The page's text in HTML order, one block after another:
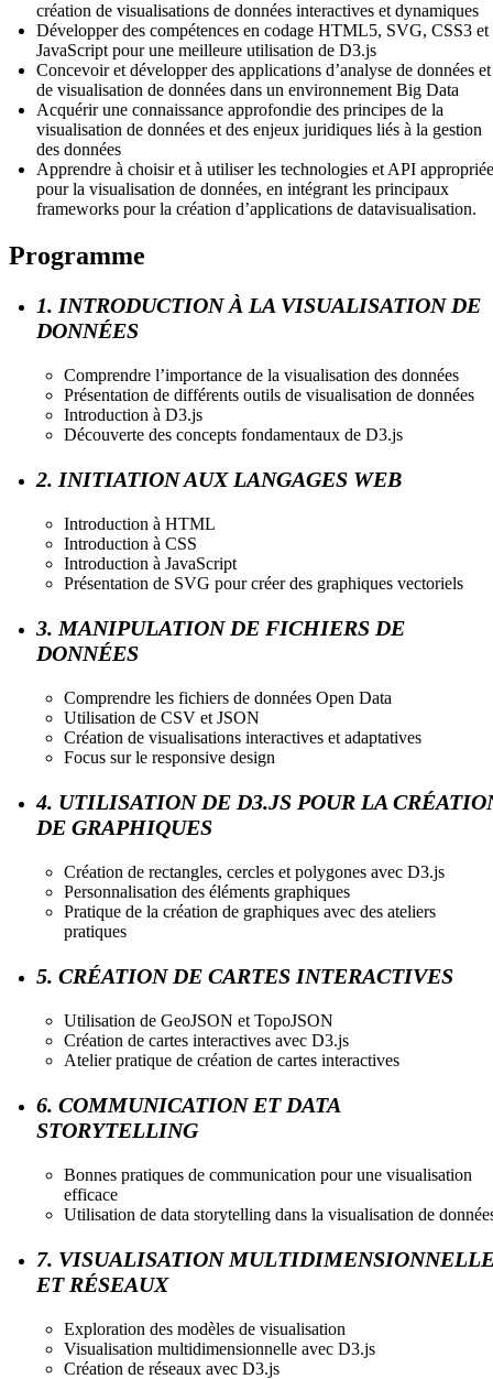
création de visualisations de données interactives et dynamiques
Développer des compétences en codage HTML5, SVG, CSS3 et
JavaScript pour une meilleure utilisation de D3.js
Concevoir et développer des applications d’analyse de données et
de visualisation de données dans un environnement Big Data
Acquérir une connaissance approfondie des principes de la
visualisation de données et des enjeux juridiques liés à la gestion
des données
Apprendre à choisir et à utiliser les technologies et API
pour la visualisation de données, en intégrant les principaux
frameworks pour la création d’applications de datavisualisation.
Programme
1. INTRODUCTION À LA VISUALISATION DE
DONNÉES
Comprendre l’importance de la visualisation des données
Présentation de différents outils de visualisation de données
Introduction à D3.js
Découverte des concepts fondamentaux de D3.js
2. INITIATION AUX LANGAGES WEB
Introduction à HTML
Introduction à CSS
Introduction à JavaScript
Présentation de SVG pour créer des graphiques vectoriels
3. MANIPULATION DE FICHIERS DE
DONNÉES
Comprendre les fichiers de données Open Data
Utilisation de CSV et JSON
Création de visualisations interactives et adaptatives
Focus sur le responsive design
4. UTILISATION DE D3.JS POUR LA
DE GRAPHIQUES
Création de rectangles, cercles et polygones avec D3.js
Personnalisation des éléments graphiques
Pratique de la création de graphiques avec des ateliers
pratiques
5. CRÉATION DE CARTES INTERACTIVES
Utilisation de GeoJSON et TopoJSON
Création de cartes interactives avec D3.js
Atelier pratique de création de cartes interactives
6. COMMUNICATION ET DATA
STORYTELLING
Bonnes pratiques de communication pour une visualisation
efficace
Utilisation de data storytelling dans la visualisation de
7. VISUALISATION
ET RÉSEAUX
Exploration des modèles de visualisation
Visualisation multidimensionnelle avec D3.js
Création de réseaux avec D3.js